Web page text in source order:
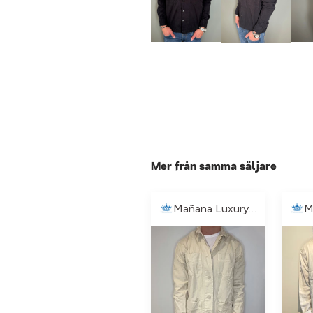
Mer från samma säljare
Mañana Luxury🏝️